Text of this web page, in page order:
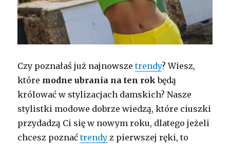
Czy poznałaś już najnowszetrendy? Wiesz,
które modne ubrania na ten rok będą
królować w stylizacjach damskich? Nasze
stylistki modowe dobrze wiedzą, które ciuszki
przydadzą Ci się w nowym roku, dlatego jeżeli
chcesz poznaćtrendy z pierwszej ręki, to